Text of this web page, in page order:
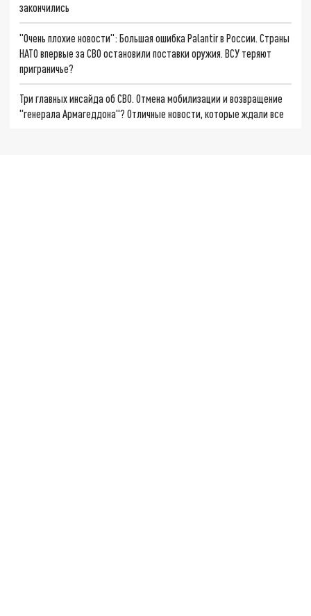
закончились
"Очень плохие новости": Большая ошибка Palantir в России. Страны
НАТО впервые за СВО остановили поставки оружия. ВСУ теряют
приграничье?
Три главных инсайда об СВО. Отмена мобилизации и возвращение
"генерала Армагеддона"? Отличные новости, которые ждали все